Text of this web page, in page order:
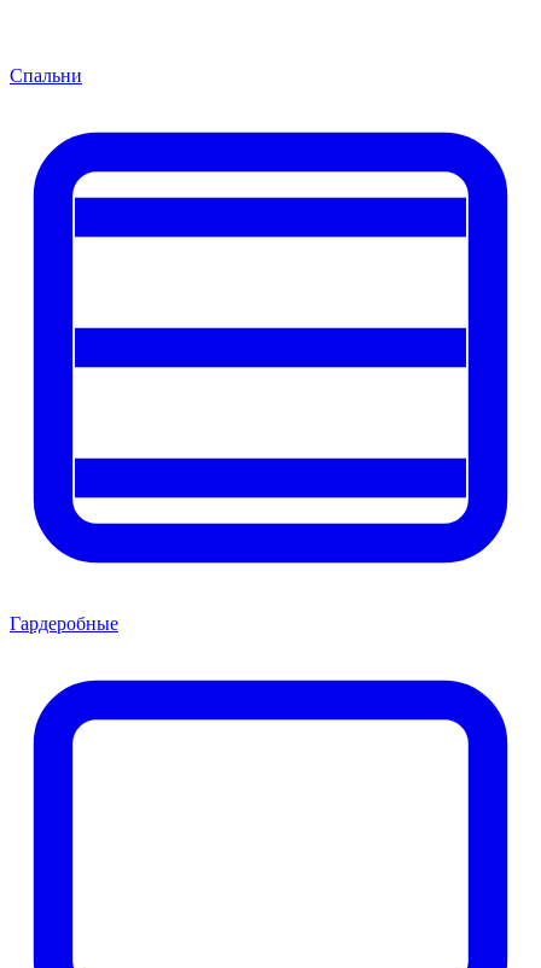
Спальни
Гардеробные